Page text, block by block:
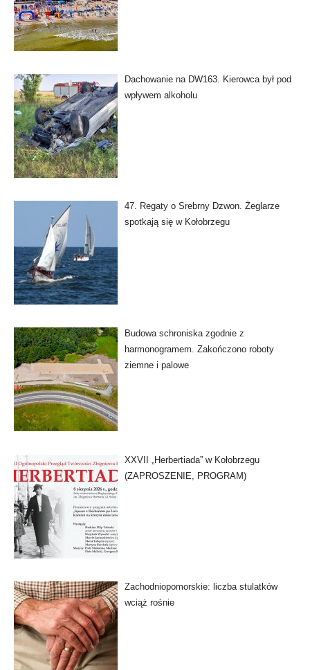
Dachowanie na DW163. Kierowca był pod
wpływem alkoholu
47. Regaty o Srebrny Dzwon. Żeglarze
spotkają się w Kołobrzegu
Budowa schroniska zgodnie z
harmonogramem. Zakończono roboty
ziemne i palowe
XXVII „Herbertiada” w Kołobrzegu
(ZAPROSZENIE, PROGRAM)
Zachodniopomorskie: liczba stulatków
wciąż rośnie